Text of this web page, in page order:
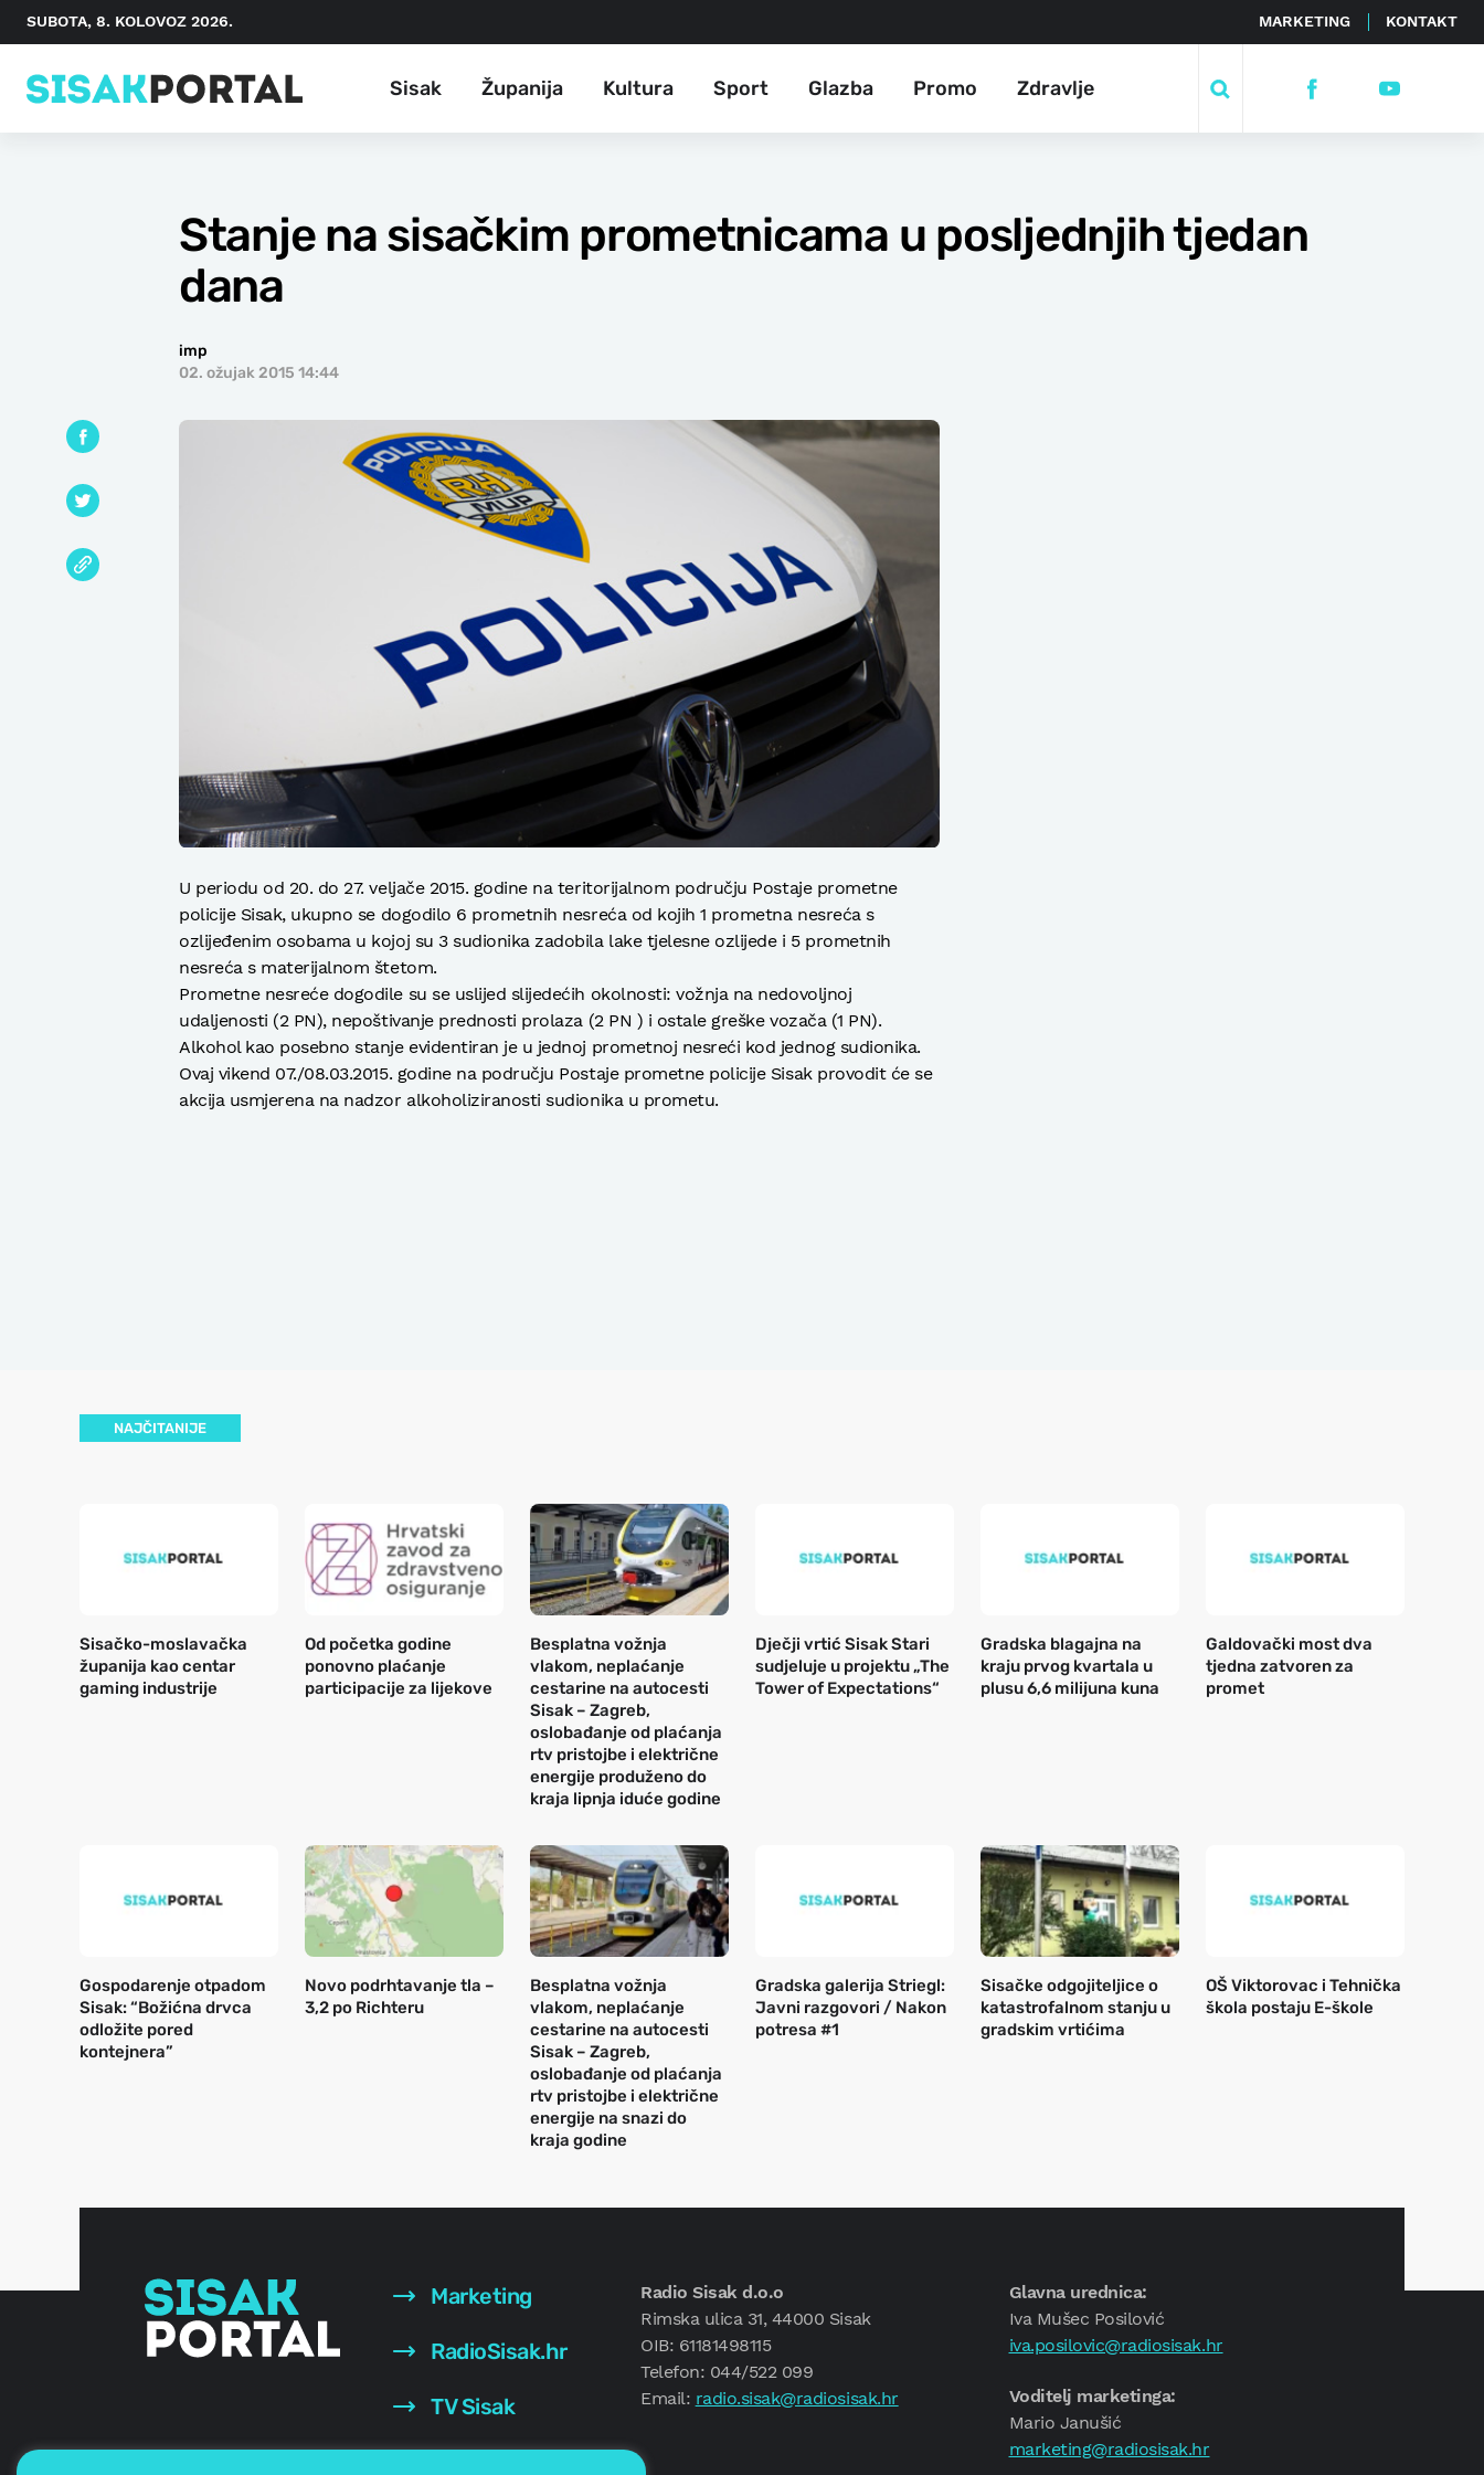
SUBOTA, 8. KOLOVOZ 2026. MARKETING KONTAKT
Sisak Županija Kultura Sport Glazba Promo Zdravlje
Stanje na sisačkim prometnicama u posljednjih tjedan
dana
imp
02. ožujak 2015 14:44
U periodu od 20. do 27. veljače 2015. godine na teritorijalnom području Postaje prometne
policije Sisak, ukupno se dogodilo 6 prometnih nesreća od kojih 1 prometna nesreća s
ozlijeđenim osobama u kojoj su 3 sudionika zadobila lake tjelesne ozlijede i 5 prometnih
nesreća s materijalnom štetom.
Prometne nesreće dogodile su se uslijed slijedećih okolnosti: vožnja na nedovoljnoj
udaljenosti (2 PN), nepoštivanje prednosti prolaza (2 PN ) i ostale greške vozača (1 PN).
Alkohol kao posebno stanje evidentiran je u jednoj prometnoj nesreći kod jednog sudionika.
Ovaj vikend 07./08.03.2015. godine na području Postaje prometne policije Sisak provodit će se
akcija usmjerena na nadzor alkoholiziranosti sudionika u prometu.
NAJČITANIJE
Sisačko-moslavačka
županija kao centar
gaming industrije
Od početka godine
ponovno plaćanje
participacije za lijekove
Besplatna vožnja
vlakom, neplaćanje
cestarine na autocesti
Sisak – Zagreb,
oslobađanje od plaćanja
rtv pristojbe i električne
energije produženo do
kraja lipnja iduće godine
Dječji vrtić Sisak Stari
sudjeluje u projektu „The
Tower of Expectations“
Gradska blagajna na
kraju prvog kvartala u
plusu 6,6 milijuna kuna
Galdovački most dva
tjedna zatvoren za
promet
Gospodarenje otpadom
Sisak: “Božićna drvca
odložite pored
kontejnera”
Novo podrhtavanje tla –
3,2 po Richteru
Besplatna vožnja
vlakom, neplaćanje
cestarine na autocesti
Sisak – Zagreb,
oslobađanje od plaćanja
rtv pristojbe i električne
energije na snazi do
kraja godine
Gradska galerija Striegl:
Javni razgovori / Nakon
potresa #1
Sisačke odgojiteljice o
katastrofalnom stanju u
gradskim vrtićima
OŠ Viktorovac i Tehnička
škola postaju E-škole
Marketing
RadioSisak.hr
TV Sisak
Radio Sisak d.o.o
Rimska ulica 31, 44000 Sisak
OIB: 61181498115
Telefon: 044/522 099
Email: radio.sisak@radiosisak.hr
Glavna urednica:
Iva Mušec Posilović
iva.posilovic@radiosisak.hr
Voditelj marketinga:
Mario Janušić
marketing@radiosisak.hr